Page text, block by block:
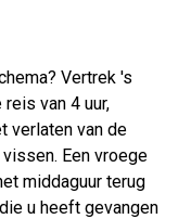
Vertrek 's
van 4 uur,
verlaten van de
Een vroege
middaguur terug
u heeft gevangen